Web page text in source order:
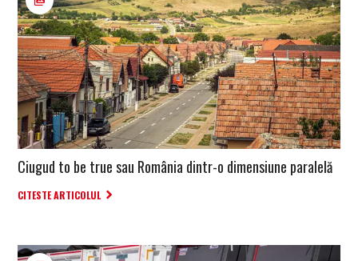
Ciugud to be true sau România dintr-o dimensiune paralelă
CITESTE ARTICOLUL